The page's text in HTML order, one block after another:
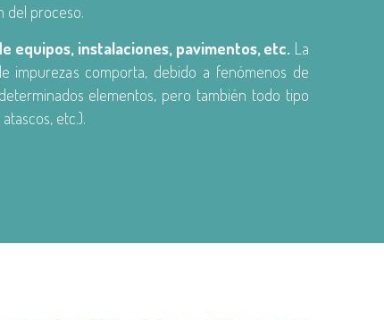
del proceso.
equipos, instalaciones, pavimentos, etc. La
impurezas comporta, debido a fenómenos de
elementos, pero también todo tipo
etc.).